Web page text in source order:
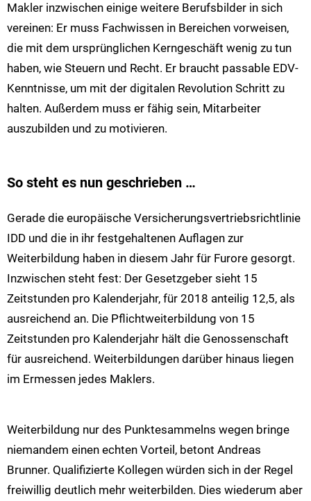
Makler inzwischen einige weitere Berufsbilder in sich
vereinen: Er muss Fachwissen in Bereichen vorweisen,
die mit dem ursprünglichen Kerngeschäft wenig zu tun
haben, wie Steuern und Recht. Er braucht passable EDV-
Kenntnisse, um mit der digitalen Revolution Schritt zu
halten. Außerdem muss er fähig sein, Mitarbeiter
auszubilden und zu motivieren.
So steht es nun geschrieben …
Gerade die europäische Versicherungsvertriebsrichtlinie
IDD und die in ihr festgehaltenen Auflagen zur
Weiterbildung haben in diesem Jahr für Furore gesorgt.
Inzwischen steht fest: Der Gesetzgeber sieht 15
Zeitstunden pro Kalenderjahr, für 2018 anteilig 12,5, als
ausreichend an. Die Pflichtweiterbildung von 15
Zeitstunden pro Kalenderjahr hält die Genossenschaft
für ausreichend. Weiterbildungen darüber hinaus liegen
im Ermessen jedes Maklers.
Weiterbildung nur des Punktesammelns wegen bringe
niemandem einen echten Vorteil, betont Andreas
Brunner. Qualifizierte Kollegen würden sich in der Regel
freiwillig deutlich mehr weiterbilden. Dies wiederum aber